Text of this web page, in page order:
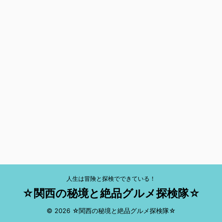
人生は冒険と探検でできている！
☆関西の秘境と絶品グルメ探検隊☆
© 2026 ☆関西の秘境と絶品グルメ探検隊☆